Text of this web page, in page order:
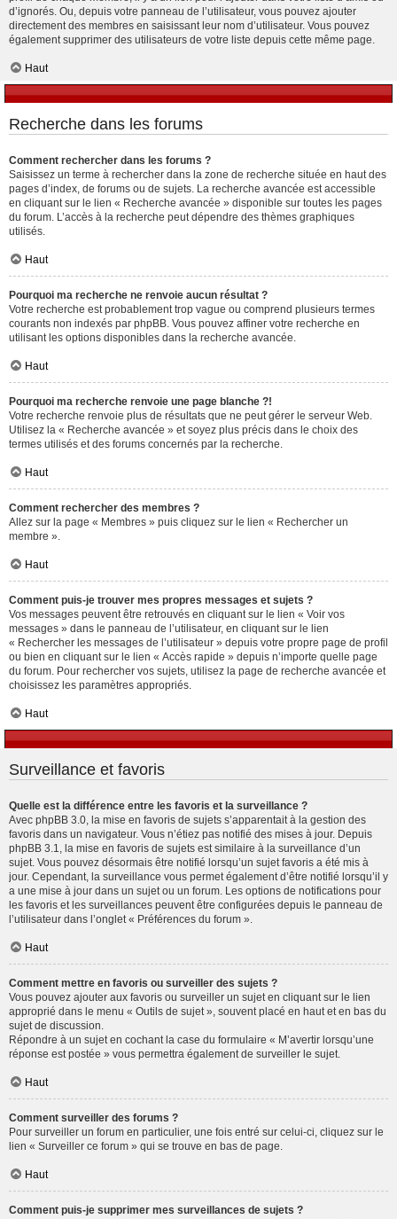
d’ignorés. Ou, depuis votre panneau de l’utilisateur, vous pouvez ajouter
directement des membres en saisissant leur nom d’utilisateur. Vous pouvez
également supprimer des utilisateurs de votre liste depuis cette même page.
Haut
Recherche dans les forums
Comment rechercher dans les forums ?
Saisissez un terme à rechercher dans la zone de recherche située en haut des
pages d’index, de forums ou de sujets. La recherche avancée est accessible
en cliquant sur le lien « Recherche avancée » disponible sur toutes les pages
du forum. L’accès à la recherche peut dépendre des thèmes graphiques
utilisés.
Haut
Pourquoi ma recherche ne renvoie aucun résultat ?
Votre recherche est probablement trop vague ou comprend plusieurs termes
courants non indexés par phpBB. Vous pouvez affiner votre recherche en
utilisant les options disponibles dans la recherche avancée.
Haut
Pourquoi ma recherche renvoie une page blanche ?!
Votre recherche renvoie plus de résultats que ne peut gérer le serveur Web.
Utilisez la « Recherche avancée » et soyez plus précis dans le choix des
termes utilisés et des forums concernés par la recherche.
Haut
Comment rechercher des membres ?
Allez sur la page « Membres » puis cliquez sur le lien « Rechercher un
membre ».
Haut
Comment puis-je trouver mes propres messages et sujets ?
Vos messages peuvent être retrouvés en cliquant sur le lien « Voir vos
messages » dans le panneau de l’utilisateur, en cliquant sur le lien
« Rechercher les messages de l’utilisateur » depuis votre propre page de profil
ou bien en cliquant sur le lien « Accès rapide » depuis n’importe quelle page
du forum. Pour rechercher vos sujets, utilisez la page de recherche avancée et
choisissez les paramètres appropriés.
Haut
Surveillance et favoris
Quelle est la différence entre les favoris et la surveillance ?
Avec phpBB 3.0, la mise en favoris de sujets s’apparentait à la gestion des
favoris dans un navigateur. Vous n’étiez pas notifié des mises à jour. Depuis
phpBB 3.1, la mise en favoris de sujets est similaire à la surveillance d’un
sujet. Vous pouvez désormais être notifié lorsqu’un sujet favoris a été mis à
jour. Cependant, la surveillance vous permet également d’être notifié lorsqu’il y
a une mise à jour dans un sujet ou un forum. Les options de notifications pour
les favoris et les surveillances peuvent être configurées depuis le panneau de
l’utilisateur dans l’onglet « Préférences du forum ».
Haut
Comment mettre en favoris ou surveiller des sujets ?
Vous pouvez ajouter aux favoris ou surveiller un sujet en cliquant sur le lien
approprié dans le menu « Outils de sujet », souvent placé en haut et en bas du
sujet de discussion.
Répondre à un sujet en cochant la case du formulaire « M’avertir lorsqu’une
réponse est postée » vous permettra également de surveiller le sujet.
Haut
Comment surveiller des forums ?
Pour surveiller un forum en particulier, une fois entré sur celui-ci, cliquez sur le
lien « Surveiller ce forum » qui se trouve en bas de page.
Haut
Comment puis-je supprimer mes surveillances de sujets ?